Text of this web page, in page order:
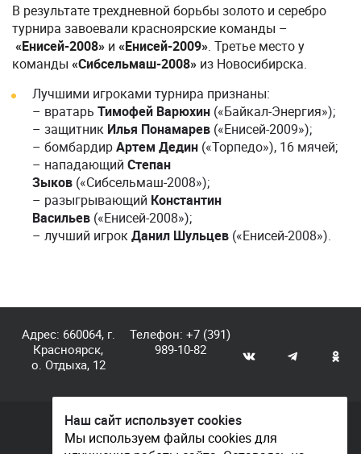
В результате трехдневной борьбы золото и серебро
турнира завоевали красноярские команды –
«Енисей-2008» и «Енисей-2009». Третье место у
команды «Сибсельмаш-2008» из Новосибирска.
Лучшими игроками турнира признаны:
– вратарь Тимофей Варюхин («Байкал-Энергия»);
– защитник Илья Понамарев («Енисей-2009»);
– бомбардирАртем Дедин («Торпедо»), 16 мячей;
– нападающий Степан
Зыков («Сибсельмаш-2008»);
– разыгрывающий Константин
Васильев («Енисей-2008»);
– лучший игрокДанил Шульцев («Енисей-2008»).
Адрес: 660064, г.
Красноярск,
о. Отдыха, 12
Телефон:+7 (391)
989-10-82
© КГАУ «Центр спортивной подготовки», 2026
Наш сайт использует cookies
Мы используем файлы cookies для